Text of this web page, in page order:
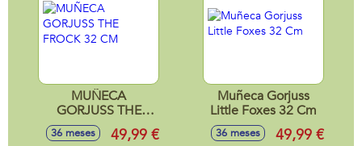
MUÑECA
GORJUSS THE
FROCK 32 CM
36 meses 49,99 €
Muñeca Gorjuss
Little Foxes 32 Cm
36 meses 49,99 €